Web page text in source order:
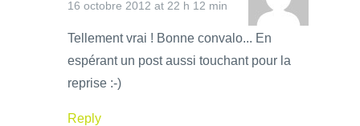
16 octobre 2012 at 22 h 12 min
Tellement vrai ! Bonne convalo... En
espérant un post aussi touchant pour la
reprise :-)
Reply